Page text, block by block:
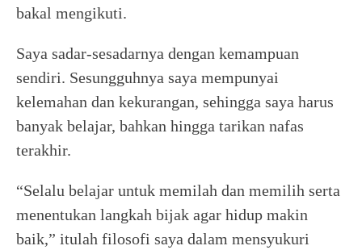
bakal mengikuti.
Saya sadar-sesadarnya dengan kemampuan
sendiri. Sesungguhnya saya mempunyai
kelemahan dan kekurangan, sehingga saya harus
banyak belajar, bahkan hingga tarikan nafas
terakhir.
“Selalu belajar untuk memilah dan memilih serta
menentukan langkah bijak agar hidup makin
baik,” itulah filosofi saya dalam mensyukuri